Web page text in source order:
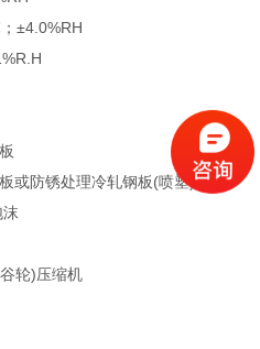
±4.0%RH
或防锈处理冷轧钢板(喷塑)
轮)压缩机